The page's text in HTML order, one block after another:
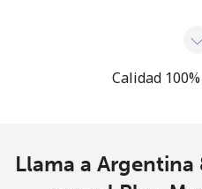
Calidad
Llama a Argentina